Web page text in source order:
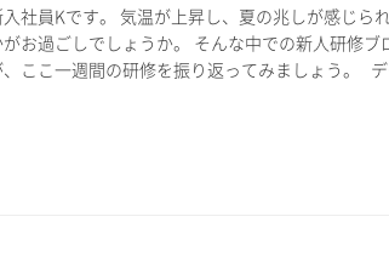
社員Kです。 気温が上昇し、夏の兆しが感じら
お過ごしでしょうか。 そんな中での新人研修ブ
ここ一週間の研修を振り返ってみましょう。